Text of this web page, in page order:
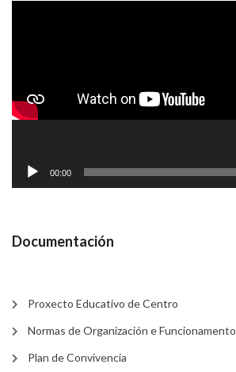
00:00
Documentación
Proxecto Educativo de Centro
Normas de Organización e Funcionamento
Plan de Convivencia